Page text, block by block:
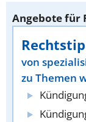
Angebote für
von
zu Themen